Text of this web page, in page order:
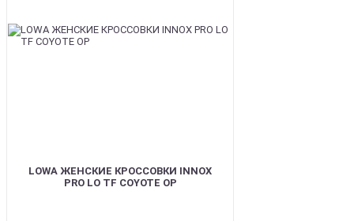
LOWA ЖЕНСКИЕ КРОССОВКИ INNOX
PRO LO TF COYOTE OP